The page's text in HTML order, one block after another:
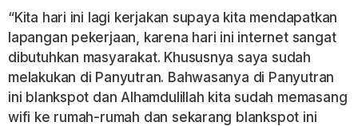
“Kita hari ini lagi kerjakan supaya kita mendapatkan
lapangan pekerjaan, karena hari ini internet sangat
dibutuhkan masyarakat. Khususnya saya sudah
melakukan di Panyutran. Bahwasanya di Panyutran
ini blankspot dan Alhamdulillah kita sudah memasang
wifi ke rumah-rumah dan sekarang blankspot ini